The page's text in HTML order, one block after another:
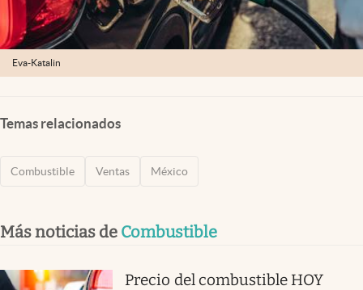
Eva-Katalin
Temas relacionados
Combustible Ventas México
Más noticias de Combustible
Precio del combustible HOY